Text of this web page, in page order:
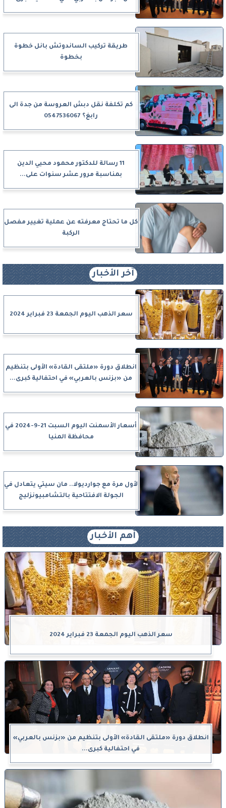
طريقة تركيب الساندوتش بانل خطوة
بخطوة
كم تكلفة نقل دبش العروسة من جدة الى
رابغ؟ 0547536067
11 رسالة للدكتور محمود محيي الدين
بمناسبة مرور عشر سنوات على...
كل ما تحتاج معرفته عن عملية تغيير مفصل
الركبة
آخر الأخبار
سعر الذهب اليوم الجمعة 23 فبراير 2024
انطلاق دورة «ملتقى القادة» الأولى بتنظيم
من «بزنس بالعربي» في احتفالية كبرى...
أسعار الأسمنت اليوم السبت 21-9-2024 في
محافظة المنيا
لأول مرة مع جوارديولا.. مان سيتي يتعادل في
الجولة الافتتاحية بالتشامبيونزليج
أهم الأخبار
سعر الذهب اليوم الجمعة 23 فبراير 2024
انطلاق دورة «ملتقى القادة» الأولى بتنظيم من «بزنس بالعربي»
في احتفالية كبرى...